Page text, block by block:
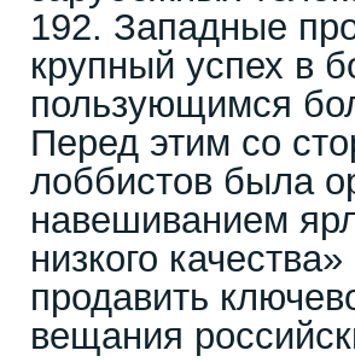
192. Западные
крупный успех в
пользующимся
Перед этим со
лоббистов была
навешиванием
низкого
продавить
вещания